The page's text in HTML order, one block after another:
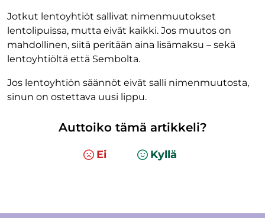
Jotkut lentoyhtiöt sallivat nimenmuutokset
lentolipuissa, mutta eivät kaikki. Jos muutos on
mahdollinen, siitä peritään aina lisämaksu – sekä
lentoyhtiöltä että Sembolta.
Jos lentoyhtiön säännöt eivät salli nimenmuutosta,
sinun on ostettava uusi lippu.
Auttoiko tämä artikkeli?
Ei Kyllä